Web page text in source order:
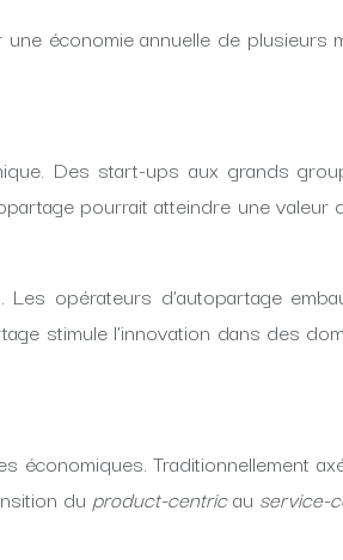
économie annuelle de
Des start-ups aux grands
pourrait atteindre une
opérateurs d’autopartage
stimule l’innovation dans des
économiques. Traditionnellement
du product-centricau service-